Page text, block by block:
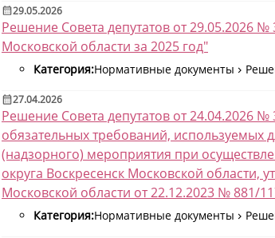
29.05.2026
Решение Совета депутатов от 29.05.2026
Московской области за 2025 год"
Категория:Нормативные документы
27.04.2026
Решение Совета депутатов от 24.04.2026
обязательных требований, используемых
(надзорного) мероприятия при
округа Воскресенск Московской области,
Московской области от 22.12.2023 № 881/
Категория:Нормативные документы